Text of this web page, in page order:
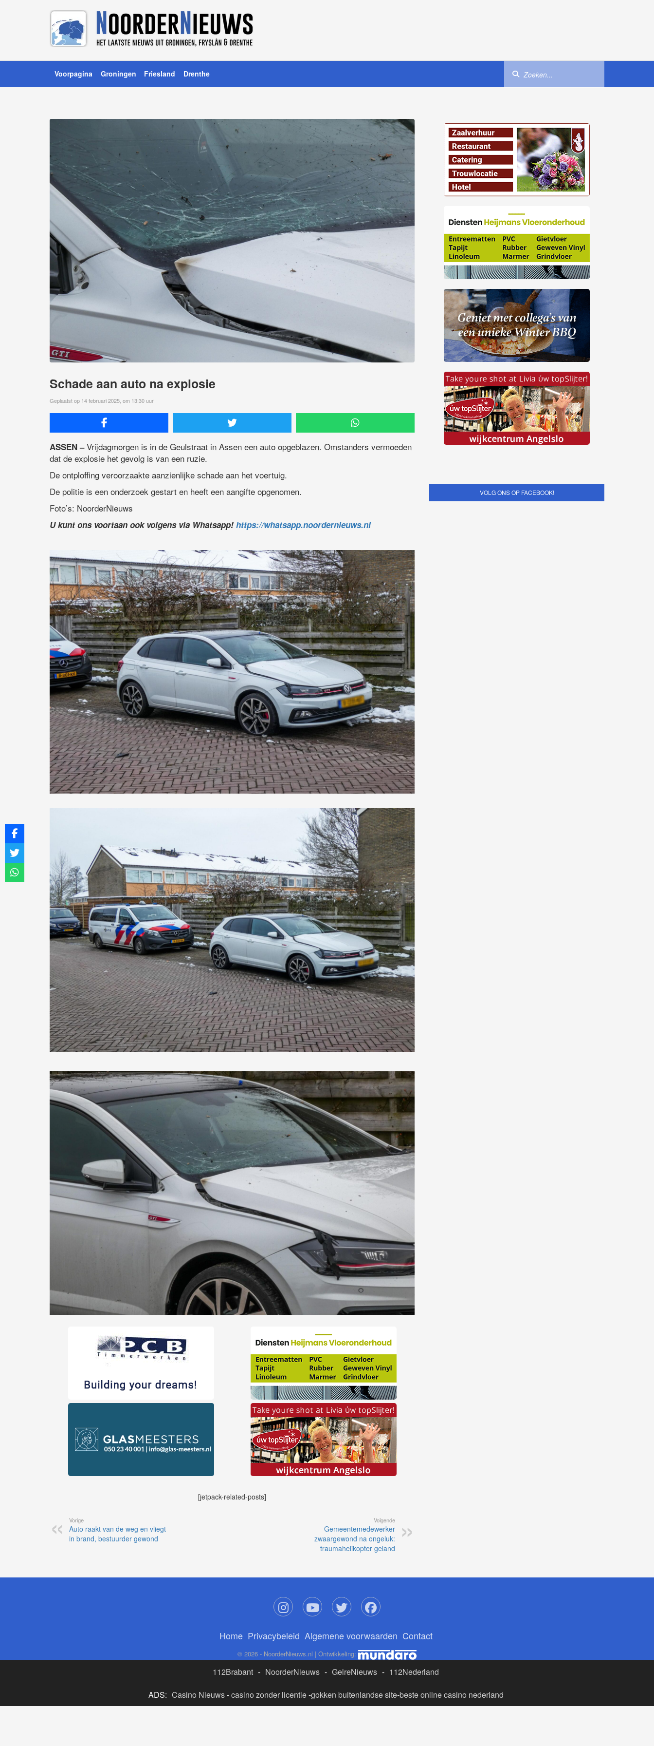
Voorpagina Groningen Friesland Drenthe
Schade aan auto na explosie
Geplaatst op 14 februari 2025, om 13:30 uur
ASSEN –Vrijdagmorgen is in de Geulstraat in Assen een auto opgeblazen. Omstanders vermoeden
dat de explosie het gevolg is van een ruzie.
De ontploffing veroorzaakte aanzienlijke schade aan het voertuig.
De politie is een onderzoek gestart en heeft een aangifte opgenomen.
Foto’s: NoorderNieuws
U kunt ons voortaan ook volgens via Whatsapp! https://whatsapp.noordernieuws.nl
[jetpack-related-posts]
Vorige
Auto raakt van de weg en vliegt
in brand, bestuurder gewond
Volgende
Gemeentemedewerker
zwaargewond na ongeluk:
traumahelikopter geland
VOLG ONS OP FACEBOOK!
Home Privacybeleid Algemene voorwaarden Contact
© 2026 - NoorderNieuws.nl | Ontwikkeling:
112Brabant - NoorderNieuws - GelreNieuws - 112Nederland
ADS: Casino Nieuws-casino zonder licentie-gokken buitenlandse site-beste online casino nederland